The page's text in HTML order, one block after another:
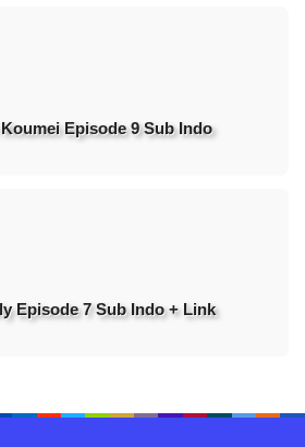
Episode 9 Sub Indo
Episode 7 Sub Indo + Link